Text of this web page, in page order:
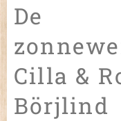
De
Cilla &
Börjlind